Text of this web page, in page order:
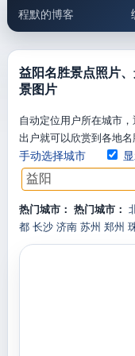
程默的博客
邮件工具
益阳名胜景点照片
景图片
自动定位用户所在城市
出户就可以欣赏到各地
手动选择城市
热门城市： 热门城市：
都 长沙 济南 苏州 郑州